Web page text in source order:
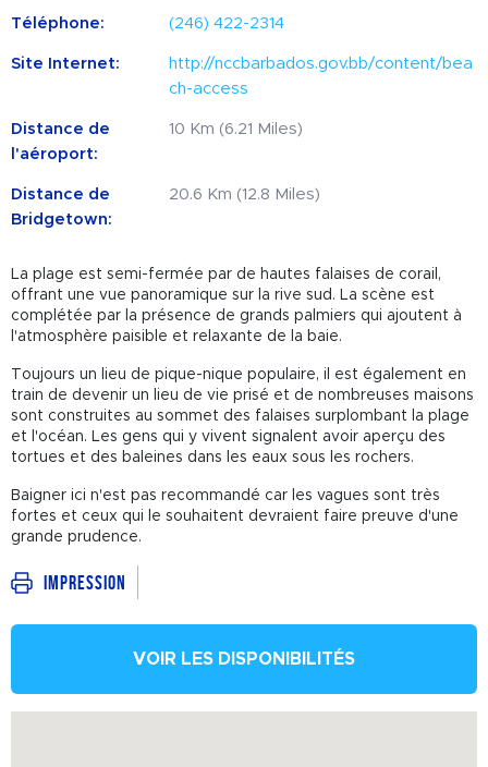
Téléphone: (246) 422-2314
Site Internet:
http://nccbarbados.gov.bb/content/bea
ch-access
Distance de
l'aéroport:
10 Km (6.21 Miles)
Distance de
Bridgetown:
20.6 Km (12.8 Miles)
La plage est semi-fermée par de hautes falaises de corail,
offrant une vue panoramique sur la rive sud. La scène est
complétée par la présence de grands palmiers qui ajoutent à
l'atmosphère paisible et relaxante de la baie.
Toujours un lieu de pique-nique populaire, il est également en
train de devenir un lieu de vie prisé et de nombreuses maisons
sont construites au sommet des falaises surplombant la plage
et l'océan. Les gens qui y vivent signalent avoir aperçu des
tortues et des baleines dans les eaux sous les rochers.
Baigner ici n'est pas recommandé car les vagues sont très
fortes et ceux qui le souhaitent devraient faire preuve d'une
grande prudence.
Impression
VOIR LES DISPONIBILITÉS